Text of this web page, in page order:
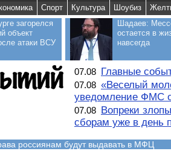
Спорт Культура Шоубиз
загорелся
объект
атаки ВСУ
Шадаев:
остается в
навсегда
07.08 Главные
07.08 «Веселый
уведомление ФМС
07.08 Вопреки
сборам уже в день
россиянам будут выдавать в МФЦ